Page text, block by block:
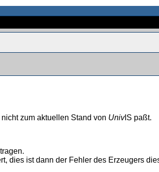
zum aktuellen Stand von UnivIS paßt.
dies ist dann der Fehler des Erzeugers